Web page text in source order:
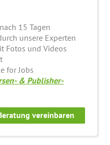
15 Tagen
unsere Experten
Fotos und Videos
for Jobs
& Publisher-
vereinbaren